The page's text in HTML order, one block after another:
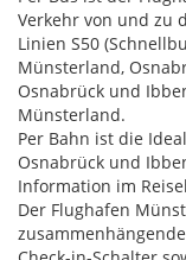
Verkehr von und zu
Linien S50
Münsterland,
Osnabrück und
Münsterland.
Per Bahn ist die
Osnabrück und
Information im
Der Flughafen